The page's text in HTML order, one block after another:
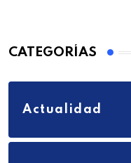
CATEGORÍAS
Actualidad